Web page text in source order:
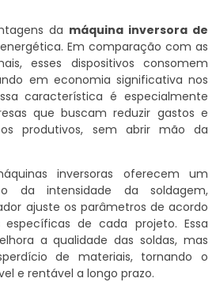
da máquina inversora de
Em comparação com as
esses dispositivos consomem
em economia significativa nos
característica é especialmente
que buscam reduzir gastos e
produtivos, sem abrir mão da
inversoras oferecem um
da intensidade da soldagem,
ajuste os parâmetros de acordo
de cada projeto. Essa
a qualidade das soldas, mas
de materiais, tornando o
e rentável a longo prazo.